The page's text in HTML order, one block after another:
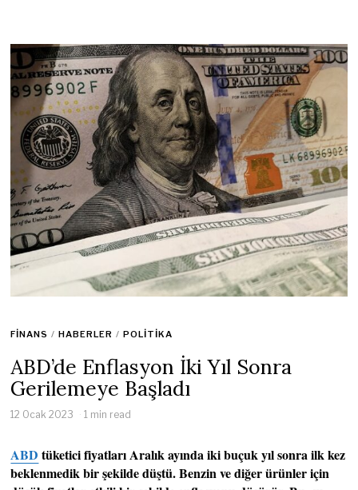
FINANS / HABERLER / POLITIKA
ABD’de Enflasyon İki Yıl Sonra
Gerilemeye Başladı
12 Ocak 2023 1 min read
ABD tüketici fiyatları Aralık ayında iki buçuk yıl sonra ilk kez
beklenmedik bir şekilde düştü. Benzin ve diğer ürünler için